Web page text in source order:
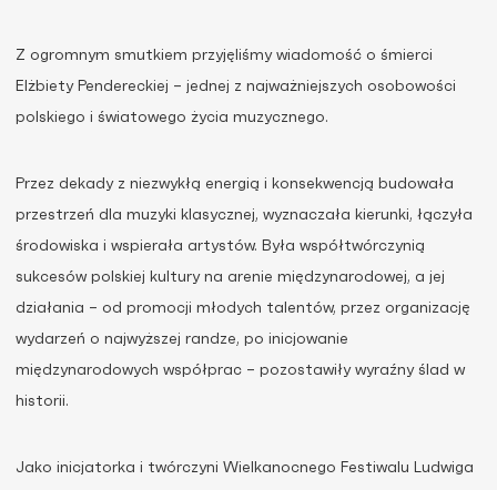
Z ogromnym smutkiem przyjęliśmy wiadomość o śmierci
Elżbiety Pendereckiej – jednej z najważniejszych osobowości
polskiego i światowego życia muzycznego.
Przez dekady z niezwykłą energią i konsekwencją budowała
przestrzeń dla muzyki klasycznej, wyznaczała kierunki, łączyła
środowiska i wspierała artystów. Była współtwórczynią
sukcesów polskiej kultury na arenie międzynarodowej, a jej
działania – od promocji młodych talentów, przez organizację
wydarzeń o najwyższej randze, po inicjowanie
międzynarodowych współprac – pozostawiły wyraźny ślad w
historii.
Jako inicjatorka i twórczyni Wielkanocnego Festiwalu Ludwiga